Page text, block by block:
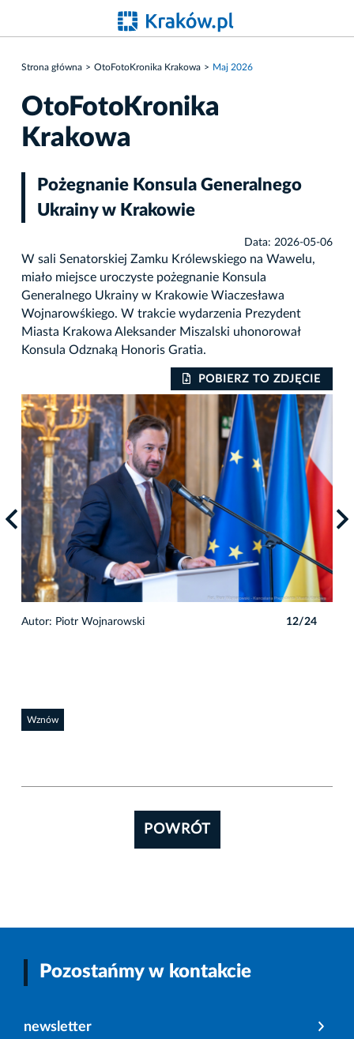
Strona główna OtoFotoKronika Krakowa Maj 2026
OtoFotoKronika
Krakowa
Pożegnanie Konsula Generalnego
Ukrainy w Krakowie
Data: 2026-05-06
W sali Senatorskiej Zamku Królewskiego na Wawelu,
miało miejsce uroczyste pożegnanie Konsula
Generalnego Ukrainy w Krakowie Wiaczesława
Wojnarowśkiego. W trakcie wydarzenia Prezydent
Miasta Krakowa Aleksander Miszalski uhonorował
Konsula Odznaką Honoris Gratia.
POBIERZ TO ZDJĘCIE
Autor: Piotr Wojnarowski 12/24
Wznów
POWRÓT
Pozostańmy w kontakcie
newsletter